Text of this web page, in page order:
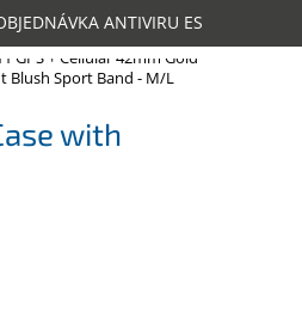
ANTIVIRU ESET
GPS + Cellular 42mm Gold
Blush Sport Band - M/L
with